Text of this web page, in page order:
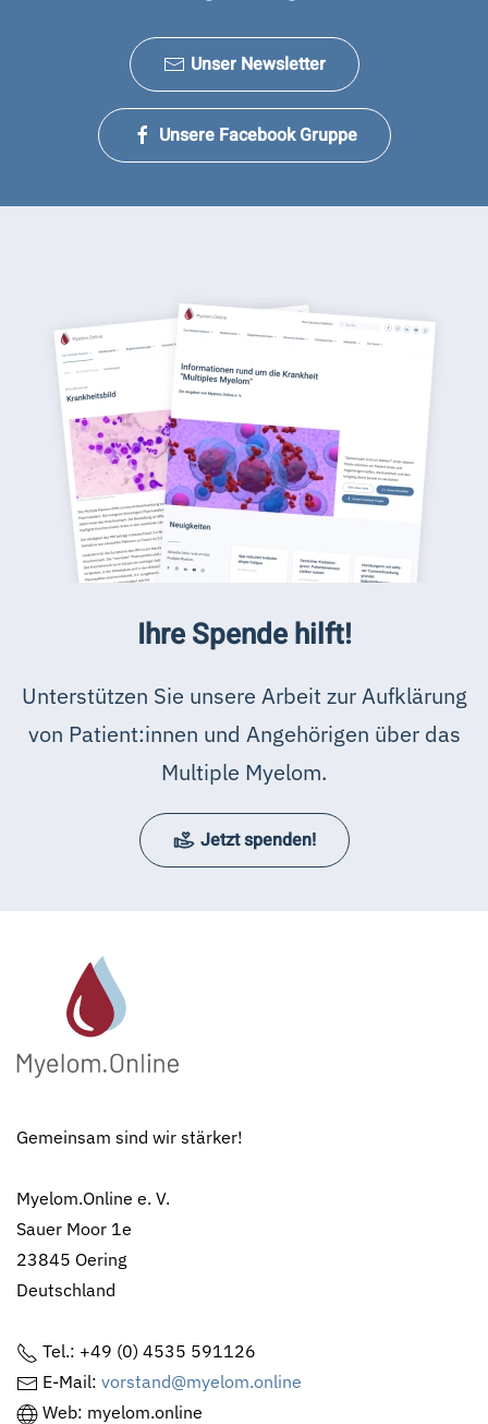
Unser Newsletter
Unsere Facebook Gruppe
Ihre Spende hilft!
Unterstützen Sie unsere Arbeit zur Aufklärung
von Patient:innen und Angehörigen über das
Multiple Myelom.
Jetzt spenden!
Gemeinsam sind wir stärker!
Myelom.Online e. V.
Sauer Moor 1e
23845 Oering
Deutschland
Tel.: +49 (0) 4535 591126
E-Mail: vorstand@myelom.online
Web: myelom.online